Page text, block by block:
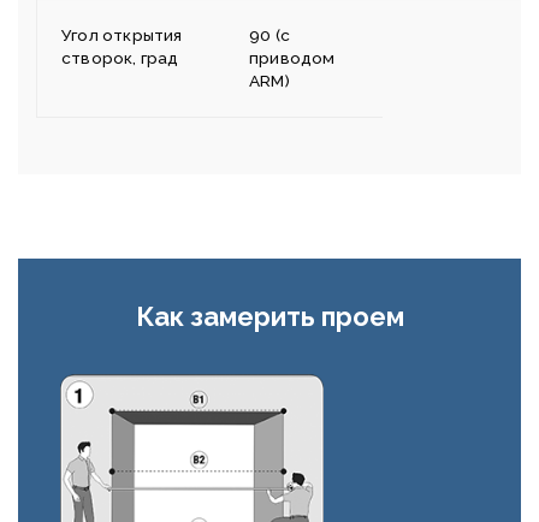
Угол открытия
створок, град
90 (с
приводом
ARM)
Как замерить проем